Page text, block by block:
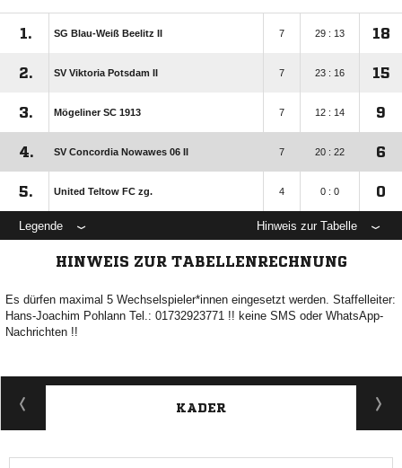
1. SG Blau-Weiß Beelitz II 7 29 : 13 18
2. SV Viktoria Potsdam II 7 23 : 16 15
3. Mögeliner SC 1913 7 12 : 14 9
4. SV Concordia Nowawes 06 II 7 20 : 22 6
5. United Teltow FC zg. 4 0 : 0 0
Legende Hinweis zur Tabelle
HINWEIS ZUR TABELLENRECHNUNG
Es dürfen maximal 5 Wechselspieler*innen eingesetzt werden. Staffelleiter:
Hans-Joachim Pohlann Tel.: 01732923771 !! keine SMS oder WhatsApp-
Nachrichten !!
KADER